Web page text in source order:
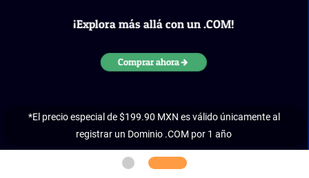
¡Explora más allá con un .COM!
Comprar ahora
*El precio especial de $199.90 MXN es válido únicamente al
registrar un Dominio .COM por 1 año